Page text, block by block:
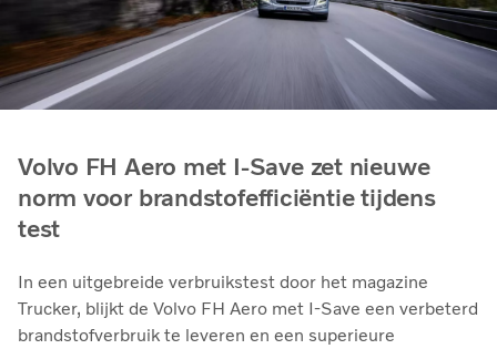
Volvo FH Aero met I-Save zet nieuwe
norm voor brandstofefficiëntie tijdens
test
In een uitgebreide verbruikstest door het magazine
Trucker, blijkt de Volvo FH Aero met I-Save een verbeterd
brandstofverbruik te leveren en een superieure